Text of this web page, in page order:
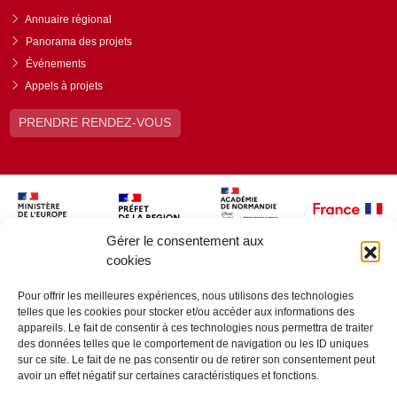
Gérer le consentement aux
cookies
Pour offrir les meilleures expériences, nous utilisons des technologies
telles que les cookies pour stocker et/ou accéder aux informations des
appareils. Le fait de consentir à ces technologies nous permettra de traiter
des données telles que le comportement de navigation ou les ID uniques
sur ce site. Le fait de ne pas consentir ou de retirer son consentement peut
avoir un effet négatif sur certaines caractéristiques et fonctions.
Annuaire régional
Panorama des projets
Événements
Appels à projets
PRENDRE RENDEZ-VOUS